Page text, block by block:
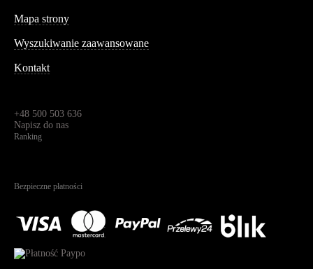
Mapa strony
Wyszukiwanie zaawansowane
Kontakt
+48 500 503 636
Napisz do nas
Ranking
Bezpieczne płatności